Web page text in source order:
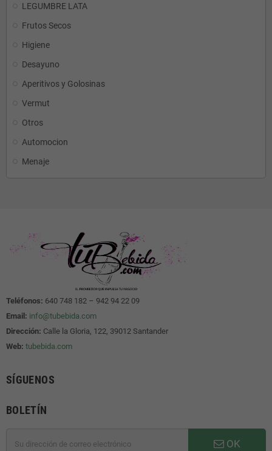
LEGUMBRE LATA
Frutos Secos
Higiene
Desayuno
Aperitivos y Golosinas
Vermut
Otros
Automocion
Menaje
Teléfonos: 640 748 182 – 942 94 22 09
Email: info@tubebida.com
Dirección: Calle la Gloria, 122, 39012 Santander
Web: tubebida.com
SÍGUENOS
BOLETÍN
OK